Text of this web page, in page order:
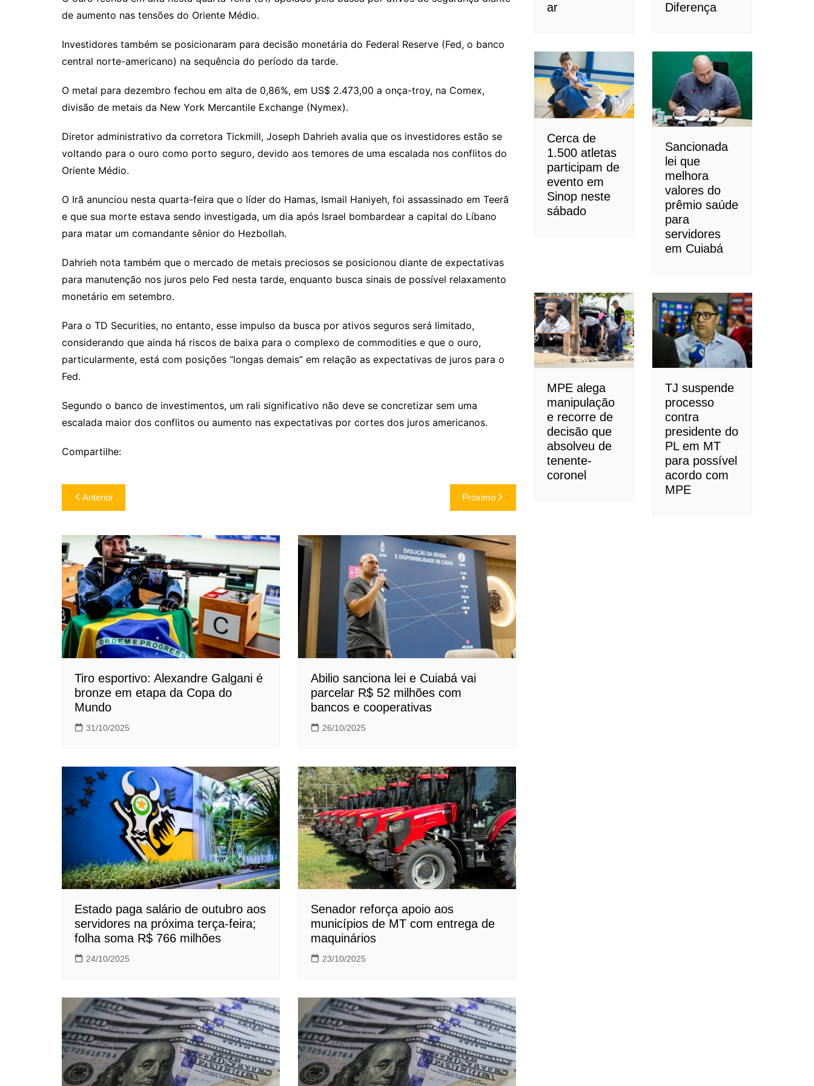
y
Li
n
k
s
A
p
gr
a
m
e
dI
n
l
e
Cl
a
s
sr
o
o
e
n
g
er
a
g
e
k.
o
m
e
o
ai
l
d
de aumento nas tensões do Oriente Médio.
Investidores também se posicionaram para decisão monetária do Federal Reserve (Fed, o banco
central norte-americano) na sequência do período da tarde.
O metal para dezembro fechou em alta de 0,86%, em US$ 2.473,00 a onça-troy, na Comex,
divisão de metais da New York Mercantile Exchange (Nymex).
Diretor administrativo da corretora Tickmill, Joseph Dahrieh avalia que os investidores estão se
voltando para o ouro como porto seguro, devido aos temores de uma escalada nos conflitos do
Oriente Médio.
O Irã anunciou nesta quarta-feira que o líder do Hamas, Ismail Haniyeh, foi assassinado em Teerã
e que sua morte estava sendo investigada, um dia após Israel bombardear a capital do Líbano
para matar um comandante sênior do Hezbollah.
Dahrieh nota também que o mercado de metais preciosos se posicionou diante de expectativas
para manutenção nos juros pelo Fed nesta tarde, enquanto busca sinais de possível relaxamento
monetário em setembro.
Para o TD Securities, no entanto, esse impulso da busca por ativos seguros será limitado,
considerando que ainda há riscos de baixa para o complexo de commodities e que o ouro,
particularmente, está com posições “longas demais” em relação as expectativas de juros para o
Fed.
Segundo o banco de investimentos, um rali significativo não deve se concretizar sem uma
escalada maior dos conflitos ou aumento nas expectativas por cortes dos juros americanos.
Compartilhe:
Navegação
de
Post
Anterior Próximo
Tiro esportivo: Alexandre Galgani é
bronze em etapa da Copa do
Mundo
31/10/2025
Abilio sanciona lei e Cuiabá vai
parcelar R$ 52 milhões com
bancos e cooperativas
26/10/2025
Estado paga salário de outubro aos
servidores na próxima terça-feira;
folha soma R$ 766 milhões
24/10/2025
Senador reforça apoio aos
municípios de MT com entrega de
maquinários
23/10/2025
ar
Diferença
Cerca de
1.500 atletas
participam de
evento em
Sinop neste
sábado
Sancionada
lei que
melhora
valores do
prêmio saúde
para
servidores
em Cuiabá
MPE alega
manipulação
e recorre de
decisão que
absolveu de
tenente-
coronel
TJ suspende
processo
contra
presidente do
PL em MT
para possível
acordo com
MPE